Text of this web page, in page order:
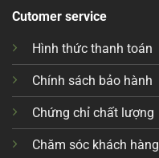
Cutomer service
Hình thức thanh toán
Chính sách bảo hành
Chứng chỉ chất lượng
Chăm sóc khách hàng